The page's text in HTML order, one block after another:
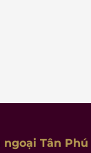
Tân Phú